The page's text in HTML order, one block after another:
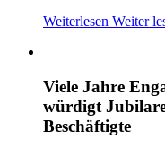
Weiterlesen Weiter
Viele Jahre
würdigt
Beschäftigte